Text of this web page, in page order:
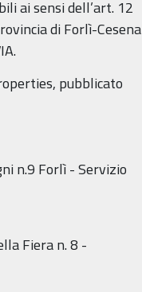
ai sensi dell’art. 12
di Forlì-Cesena
pubblicato
n.9 Forlì - Servizio
Fiera n. 8 -